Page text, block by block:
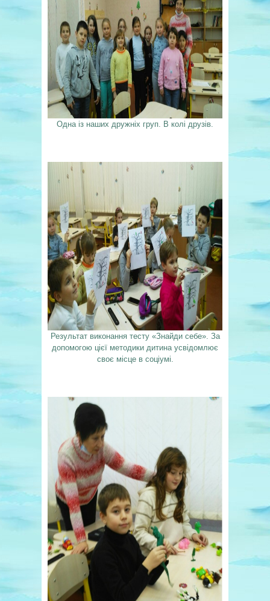
Одна із наших дружніх груп. В колі друзів.
Результат виконання тесту «Знайди себе». За
допомогою цієї методики дитина усвідомлює
своє місце в соціумі.